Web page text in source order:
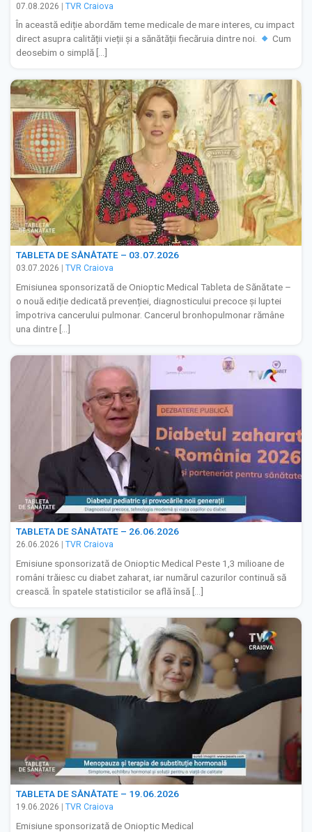
07.08.2026 | TVR Craiova
În această ediție abordăm teme medicale de mare interes, cu impact
direct asupra calității vieții și a sănătății fiecăruia dintre noi.
Cum
deosebim o simplă […]
TABLETA DE SĂNĂTATE – 03.07.2026
03.07.2026 TVR Craiova
Emisiunea sponsorizată de Onioptic Medical Tableta de Sănătate –
o nouă ediție dedicată prevenției, diagnosticului precoce și luptei
împotriva cancerului pulmonar. Cancerul bronhopulmonar rămâne
una dintre […]
TABLETA DE SĂNĂTATE – 26.06.2026
26.06.2026 TVR Craiova
Emisiune sponsorizată de Onioptic Medical Peste 1,3 milioane de
români trăiesc cu diabet zaharat, iar numărul cazurilor continuă să
crească. În spatele statisticilor se află însă […]
TABLETA DE SĂNĂTATE – 19.06.2026
19.06.2026 TVR Craiova
Emisiune sponsorizată de Onioptic Medical